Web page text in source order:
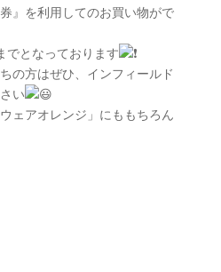
』を利用してのお買い物がで
でとなっております
の方はぜひ、インフィールド
い
ェアオレンジ」にももちろん